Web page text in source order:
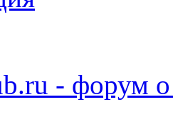
- форум